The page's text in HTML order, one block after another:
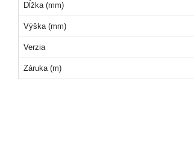
Dĺžka (mm)
Výška (mm)
Verzia
Záruka (m)